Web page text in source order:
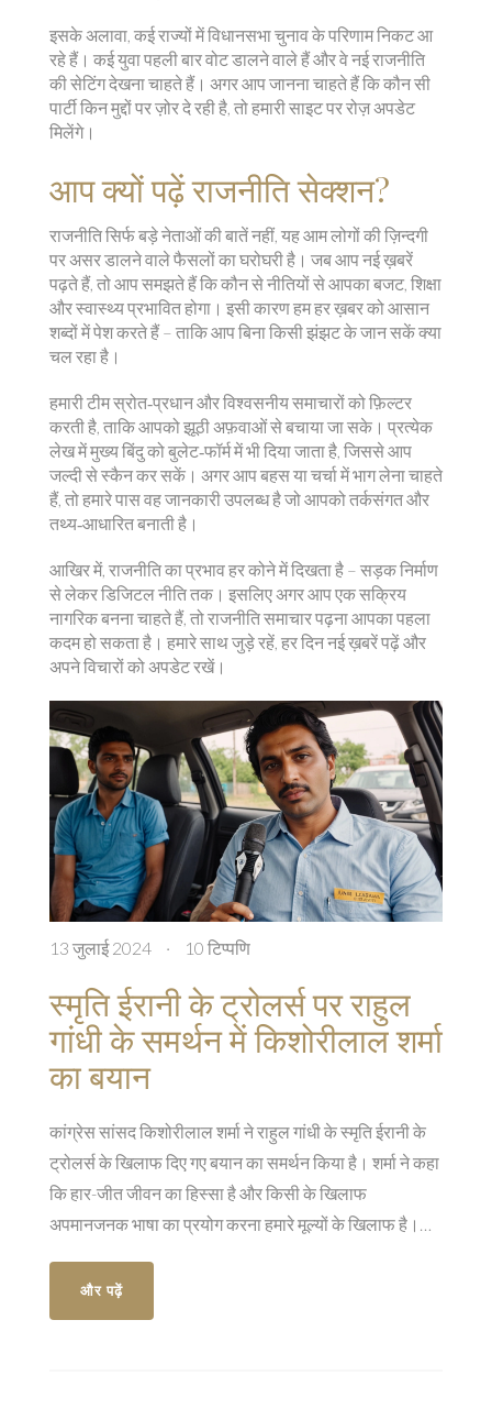
इसके अलावा, कई राज्यों में विधानसभा चुनाव के परिणाम निकट आ
रहे हैं। कई युवा पहली बार वोट डालने वाले हैं और वे नई राजनीति
की सेटिंग देखना चाहते हैं। अगर आप जानना चाहते हैं कि कौन सी
पार्टी किन मुद्दों पर ज़ोर दे रही है, तो हमारी साइट पर रोज़ अपडेट
मिलेंगे।
आप क्यों पढ़ें राजनीति सेक्शन?
राजनीति सिर्फ बड़े नेताओं की बातें नहीं, यह आम लोगों की ज़िन्दगी
पर असर डालने वाले फैसलों का घरोघरी है। जब आप नई ख़बरें
पढ़ते हैं, तो आप समझते हैं कि कौन से नीतियों से आपका बजट, शिक्षा
और स्वास्थ्य प्रभावित होगा। इसी कारण हम हर ख़बर को आसान
शब्दों में पेश करते हैं – ताकि आप बिना किसी झंझट के जान सकें क्या
चल रहा है।
हमारी टीम स्रोत‑प्रधान और विश्वसनीय समाचारों को फ़िल्टर
करती है, ताकि आपको झूठी अफ़वाओं से बचाया जा सके। प्रत्येक
लेख में मुख्य बिंदु को बुलेट‑फॉर्म में भी दिया जाता है, जिससे आप
जल्दी से स्कैन कर सकें। अगर आप बहस या चर्चा में भाग लेना चाहते
हैं, तो हमारे पास वह जानकारी उपलब्ध है जो आपको तर्कसंगत और
तथ्य‑आधारित बनाती है।
आखिर में, राजनीति का प्रभाव हर कोने में दिखता है – सड़क निर्माण
से लेकर डिजिटल नीति तक। इसलिए अगर आप एक सक्रिय
नागरिक बनना चाहते हैं, तो राजनीति समाचार पढ़ना आपका पहला
कदम हो सकता है। हमारे साथ जुड़े रहें, हर दिन नई ख़बरें पढ़ें और
अपने विचारों को अपडेट रखें।
13 जुलाई 2024 · 10 टिप्पणि
स्मृति ईरानी के ट्रोलर्स पर राहुल
गांधी के समर्थन में किशोरीलाल शर्मा
का बयान
कांग्रेस सांसद किशोरीलाल शर्मा ने राहुल गांधी के स्मृति ईरानी के
ट्रोलर्स के खिलाफ दिए गए बयान का समर्थन किया है। शर्मा ने कहा
कि हार-जीत जीवन का हिस्सा है और किसी के खिलाफ
अपमानजनक भाषा का प्रयोग करना हमारे मूल्यों के खिलाफ है।
और पढ़ें